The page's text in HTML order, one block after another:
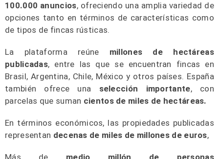
100.000 anuncios, ofreciendo una amplia variedad de
opciones tanto en términos de características como
de tipos de fincas rústicas.
La plataforma reúne millones de hectáreas
publicadas, entre las que se encuentran fincas en
Brasil, Argentina, Chile, México y otros países. España
también ofrece una selección importante, con
parcelas que suman cientos de miles de hectáreas.
En términos económicos, las propiedades publicadas
representan decenas de miles de millones de euros,
Más de medio millón de personas